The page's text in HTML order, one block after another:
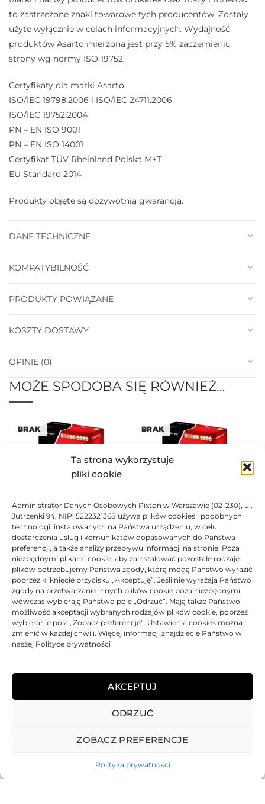
Ta strona wykorzystuje
pliki cookie
Administrator Danych Osobowych Pixton w Warszawie (02-230), ul.
Jutrzenki 94, NIP: 5222321368 używa plików cookies i podobnych
technologii instalowanych na Państwa urządzeniu, w celu
dostarczenia usług i komunikatów dopasowanych do Państwa
preferencji, a także analizy przepływu informacji na stronie. Poza
niezbędnymi plikami cookie, aby zainstalować pozostałe rodzaje
plików potrzebujemy Państwa zgody, którą mogą Państwo wyrazić
poprzez kliknięcie przycisku „Akceptuję”. Jeśli nie wyrażają Państwo
zgody na przetwarzanie innych plików cookie poza niezbędnymi,
wówczas wybierają Państwo pole „Odrzuć”. Mają także Państwo
możliwość akceptacji wybranych rodzajów plików cookie, poprzez
wybieranie pola „Zobacz preferencje”. Ustawienia cookies można
zmienić w każdej chwili. Więcej informacji znajdziecie Państwo w
naszej Polityce prywatności
AKCEPTUJ
ODRZUĆ
ZOBACZ PREFERENCJE
Polityka prywatności
to zastrzeżone znaki towarowe tych producentów. Zostały
użyte wyłącznie w celach informacyjnych. Wydajność
produktów Asarto mierzona jest przy 5% zaczernieniu
strony wg normy ISO 19752.
Certyfikaty dla marki Asarto
ISO/IEC 19798:2006 i ISO/IEC 24711:2006
ISO/IEC 19752:2004
PN – EN ISO 9001
PN – EN ISO 14001
Certyfikat TÜV Rheinland Polska M+T
EU Standard 2014
Produkty objęte są dożywotnią gwarancją.
DANE TECHNICZNE
KOMPATYBILNOŚĆ
PRODUKTY POWIĄZANE
KOSZTY DOSTAWY
OPINIE (0)
MOŻE SPODOBA SIĘ RÓWNIEŻ…
BRAK
Toner Asarto zamiennik do
HP 503A Q7581A
Oceniono0na 5
219,56 zł
BRAK
Toner Asarto zamiennik do
HP 503A Q7582A
219,56 zł
BRAK
Oceniono